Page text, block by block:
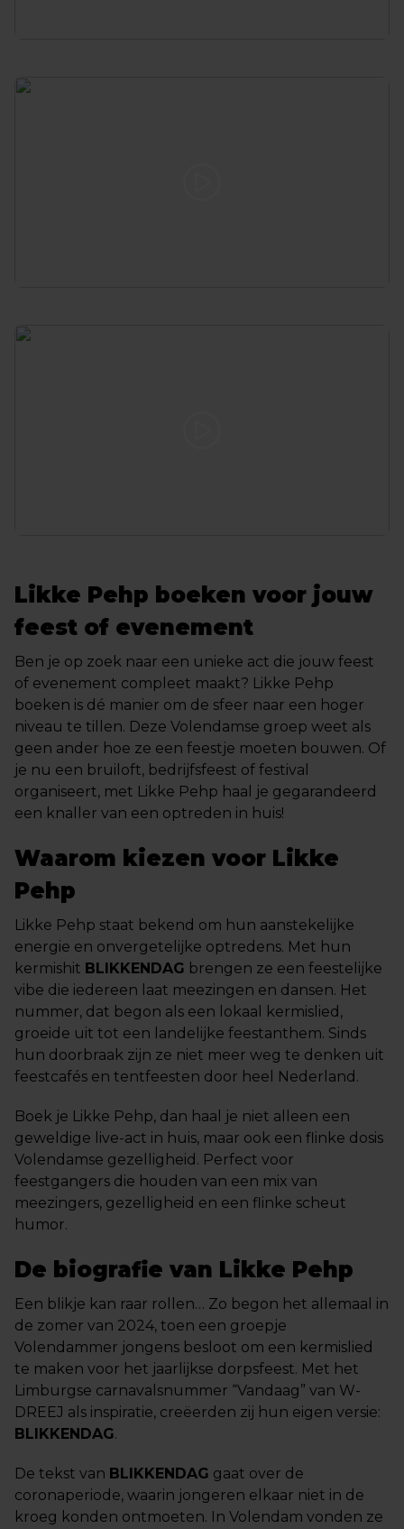
Likke Pehp boeken voor jouw
feest of evenement
Ben je op zoek naar een unieke act die jouw feest
of evenement compleet maakt? Likke Pehp
boeken is dé manier om de sfeer naar een hoger
niveau te tillen. Deze Volendamse groep weet als
geen ander hoe ze een feestje moeten bouwen. Of
je nu een bruiloft, bedrijfsfeest of festival
organiseert, met Likke Pehp haal je gegarandeerd
een knaller van een optreden in huis!
Waarom kiezen voor Likke
Pehp
Likke Pehp staat bekend om hun aanstekelijke
energie en onvergetelijke optredens. Met hun
kermishit BLIKKENDAG brengen ze een feestelijke
vibe die iedereen laat meezingen en dansen. Het
nummer, dat begon als een lokaal kermislied,
groeide uit tot een landelijke feestanthem. Sinds
hun doorbraak zijn ze niet meer weg te denken uit
feestcafés en tentfeesten door heel Nederland.
Boek je Likke Pehp, dan haal je niet alleen een
geweldige live-act in huis, maar ook een flinke dosis
Volendamse gezelligheid. Perfect voor
feestgangers die houden van een mix van
meezingers, gezelligheid en een flinke scheut
humor.
De biografie van Likke Pehp
Een blikje kan raar rollen… Zo begon het allemaal in
de zomer van 2024, toen een groepje
Volendammer jongens besloot om een kermislied
te maken voor het jaarlijkse dorpsfeest. Met het
Limburgse carnavalsnummer “Vandaag” van W-
DREEJ als inspiratie, creëerden zij hun eigen versie:
BLIKKENDAG.
De tekst van BLIKKENDAG gaat over de
coronaperiode, waarin jongeren elkaar niet in de
kroeg konden ontmoeten. In Volendam vonden ze